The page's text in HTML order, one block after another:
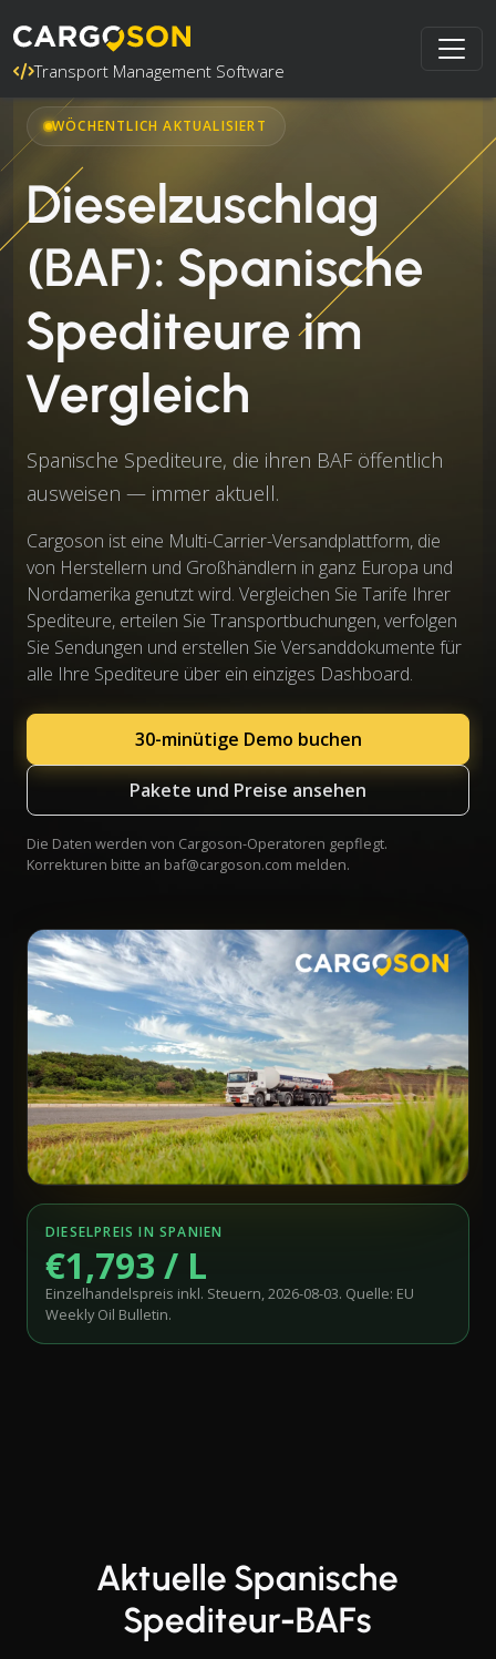
Transport Management Software
WÖCHENTLICH AKTUALISIERT
Dieselzuschlag
(BAF): Spanische
Spediteure im
Vergleich
Spanische Spediteure, die ihren BAF öffentlich
ausweisen — immer aktuell.
Cargoson ist eine Multi-Carrier-Versandplattform, die
von Herstellern und Großhändlern in ganz Europa und
Nordamerika genutzt wird. Vergleichen Sie Tarife Ihrer
Spediteure, erteilen Sie Transportbuchungen, verfolgen
Sie Sendungen und erstellen Sie Versanddokumente für
alle Ihre Spediteure über ein einziges Dashboard.
30-minütige Demo buchen
Pakete und Preise ansehen
Die Daten werden von Cargoson-Operatoren gepflegt.
Korrekturen bitte an baf@cargoson.com melden.
DIESELPREIS IN SPANIEN
€1,793 / L
Einzelhandelspreis inkl. Steuern, 2026-08-03. Quelle: EU
Weekly Oil Bulletin.
Aktuelle Spanische
Spediteur-BAFs